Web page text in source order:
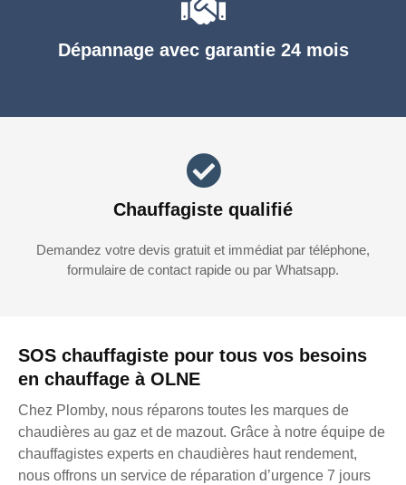
SOS chauffagiste pour tous vos besoins
en chauffage à OLNE
Chez Plomby, nous réparons toutes les marques de
chaudières au gaz et de mazout. Grâce à notre équipe de
chauffagistes experts en chaudières haut rendement,
nous offrons un service de réparation d’urgence 7 jours
Dépannage avec garantie 24 mois
Chauffagiste qualifié
Demandez votre devis gratuit et immédiat par téléphone,
formulaire de contact rapide ou par Whatsapp.